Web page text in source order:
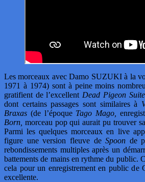
Les morceaux avec Damo SUZUKI à la
1971 à 1974) sont à peine moins
gratifient de l’excellent Dead Pigeon Suite,
dont certains passages sont similaires à
Braxas (de l’époque Tago Mago,
Born, morceau pop qui aurait pu trouver
Parmi les quelques morceaux en live
figure une version fleuve deSpoon de
rebondissements multiples après un
battements de mains en rythme du public.
cela pour un enregistrement en public de
excellente.